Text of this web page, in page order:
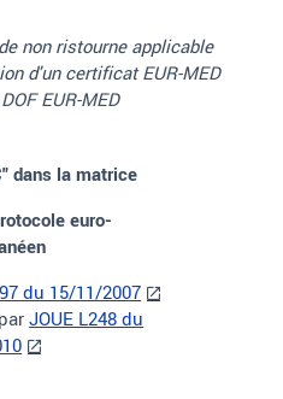
non ristourne applicable
d'un certificat EUR-MED
EUR-MED
dans la matrice
euro-
du 15/11/2007
JOUE L248 du